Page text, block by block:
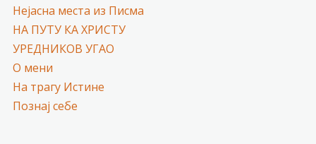
Нејасна места из Писма
НА ПУТУ КА ХРИСТУ
УРЕДНИКОВ УГАО
О мени
На трагу Истине
Познај себе